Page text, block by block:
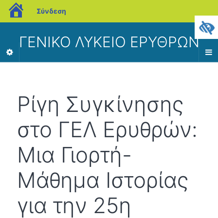
blogs.sch.gr
Σύνδεση
ΓΕΝΙΚΟ ΛΥΚΕΙΟ ΕΡΥΘΡΩΝ
Ρίγη Συγκίνησης
στο ΓΕΛ Ερυθρών:
Μια Γιορτή-
Μάθημα Ιστορίας
για την 25η